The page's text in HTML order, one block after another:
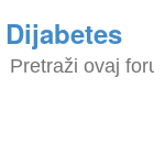
Dijabetes